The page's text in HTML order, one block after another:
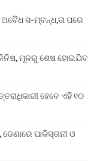
ସ-ମ୍ବନ୍ଧ,ତା ପରେ
ମୂଳରୁ ଶେଷ ହୋଇଯିବ
ହେବେ ଏହି ୧୦
ପାକିସ୍ତାନୀ ଓ